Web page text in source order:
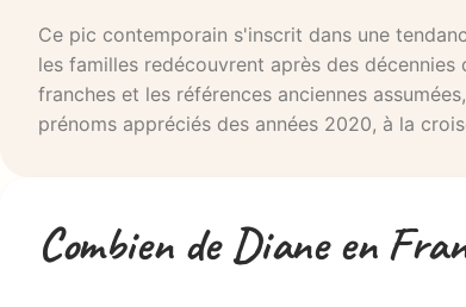
Ce pic contemporain s'inscrit dans une
les familles redécouvrent après des
franches et les références anciennes
prénoms appréciés des années 2020, à la
Combien de Diane en